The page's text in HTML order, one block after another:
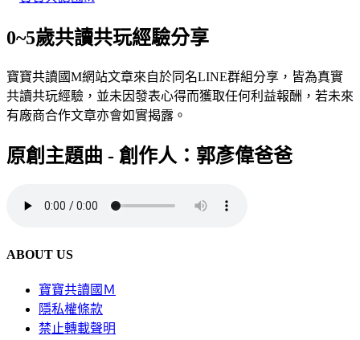
0~5歲共讀共玩經驗分享
寶寶共讀國M網站文章來自於同名LINE群組分享，皆為真實
共讀共玩經驗，並未因發表心得而獲取任何利益報酬，若未來
有廠商合作文章亦會如實揭露。
原創主題曲 - 創作人：郭彥偉爸爸
ABOUT US
寶寶共讀國Ｍ
隱私權條款
禁止轉載聲明